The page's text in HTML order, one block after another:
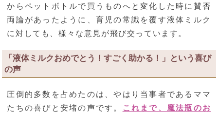
からペットボトルで買うものへと変化した時に賛否
両論があったように、育児の常識を覆す液体ミルク
に対しても、様々な意見が飛び交っています。
「液体ミルクおめでとう！すごく助かる！」という喜び
の声
圧倒的多数を占めたのは、やはり当事者であるママ
たちの喜びと安堵の声です。
これまで、魔法瓶のお